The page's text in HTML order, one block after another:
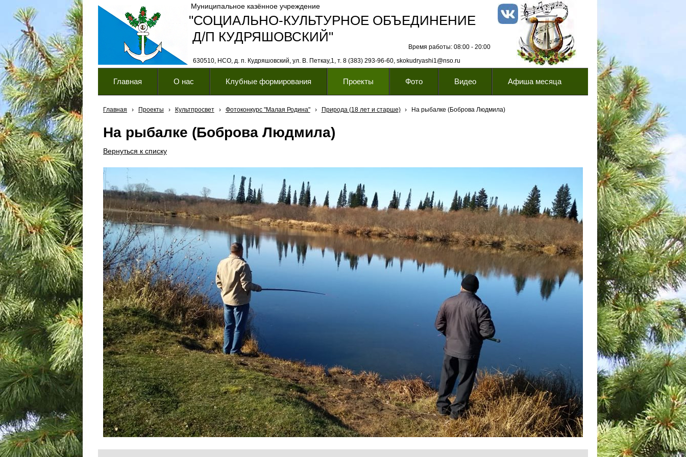
"СОЦИАЛЬНО-КУЛЬТУРНОЕ ОБЪЕДИНЕНИЕ
630510, НСО, д. п. Кудряшовский, ул. В. Петкау,1, т. 8 (383) 293-96-60, skokudryashi1@nso.ru
Муниципальное казённое учреждение
Время работы: 08:00 - 20:00
Д/П КУДРЯШОВСКИЙ"
Главная О нас Клубные формирования Проекты Фото Видео Афиша месяца
Главная › Проекты › Культпросвет › Фотоконкурс "Малая Родина" › Природа (18 лет и старше) › На рыбалке (Боброва Людмила)
На рыбалке (Боброва Людмила)
Вернуться к списку